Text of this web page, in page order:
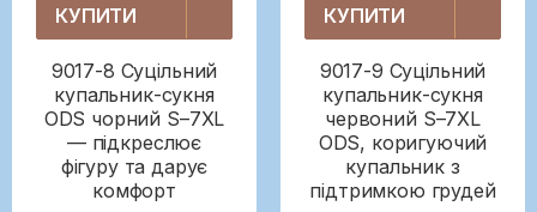
КУПИТИ
9017-8 Суцільний
купальник-сукня
ODS чорний S–7XL
— підкреслює
фігуру та дарує
комфорт
КУПИТИ
9017-9 Суцільний
купальник-сукня
червоний S–7XL
ODS, коригуючий
купальник з
підтримкою грудей